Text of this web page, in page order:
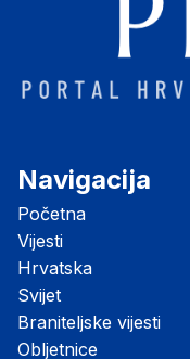
Navigacija
Početna
Vijesti
Hrvatska
Svijet
Braniteljske vijesti
Obljetnice